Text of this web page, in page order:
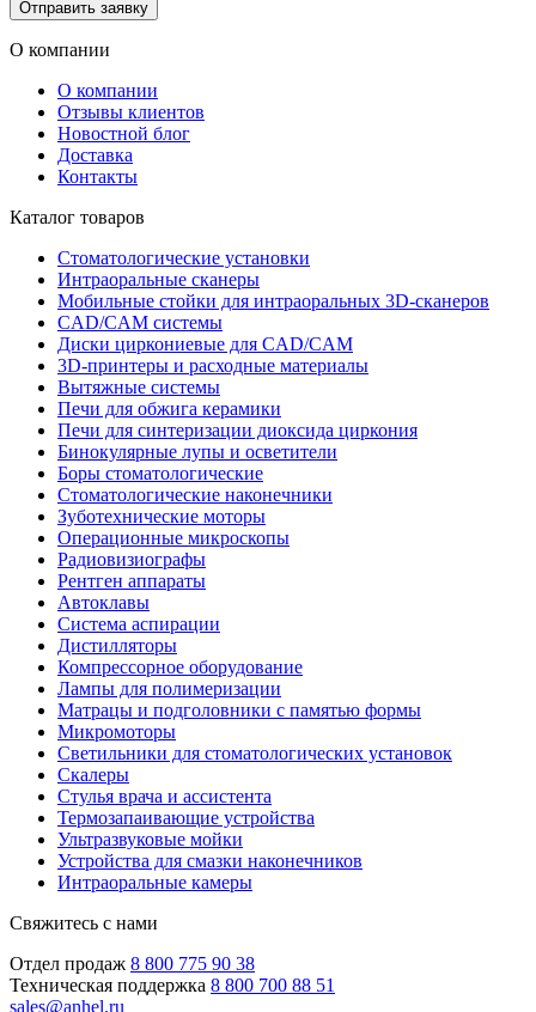
Отправить заявку
О компании
О компании
Отзывы клиентов
Новостной блог
Доставка
Контакты
Каталог товаров
Стоматологические установки
Интраоральные сканеры
Мобильные стойки для интраоральных 3D-сканеров
CAD/CAM системы
Диски циркониевые для CAD/CAM
3D-принтеры и расходные материалы
Вытяжные системы
Печи для обжига керамики
Печи для синтеризации диоксида циркония
Бинокулярные лупы и осветители
Боры стоматологические
Стоматологические наконечники
Зуботехнические моторы
Операционные микроскопы
Радиовизиографы
Рентген аппараты
Автоклавы
Система аспирации
Дистилляторы
Компрессорное оборудование
Лампы для полимеризации
Матрацы и подголовники с памятью формы
Микромоторы
Светильники для стоматологических установок
Скалеры
Стулья врача и ассистента
Термозапаивающие устройства
Ультразвуковые мойки
Устройства для смазки наконечников
Интраоральные камеры
Свяжитесь с нами
Отдел продаж 8 800 775 90 38
Техническая поддержка 8 800 700 88 51
sales@anhel.ru